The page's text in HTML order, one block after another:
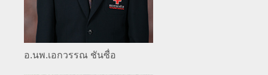
อ.นพ.เอกวรรณ ชันซื่อ